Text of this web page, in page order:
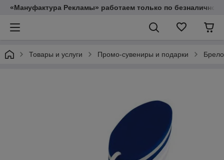
«Мануфактура Рекламы» работаем только по
Товары и услуги Промо-сувениры и подарки